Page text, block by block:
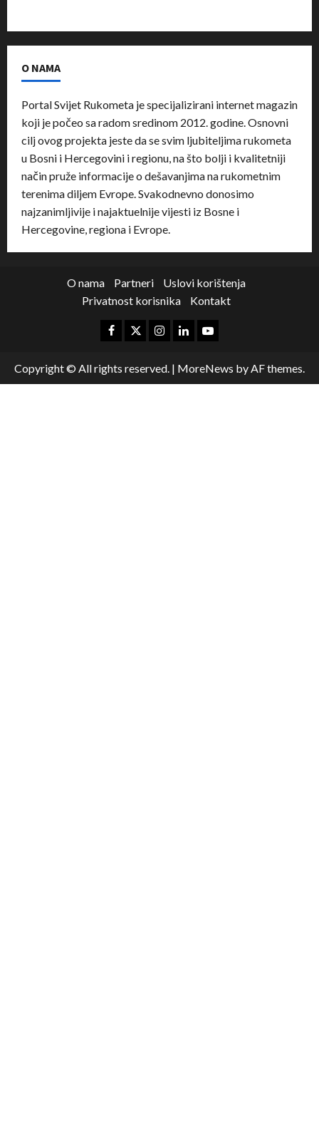
O NAMA
Portal Svijet Rukometa je specijalizirani internet magazin
koji je počeo sa radom sredinom 2012. godine. Osnovni
cilj ovog projekta jeste da se svim ljubiteljima rukometa
u Bosni i Hercegovini i regionu, na što bolji i kvalitetniji
način pruže informacije o dešavanjima na rukometnim
terenima diljem Evrope. Svakodnevno donosimo
najzanimljivije i najaktuelnije vijesti iz Bosne i
Hercegovine, regiona i Evrope.
O nama Partneri
Uslovi korištenja
Privatnost korisnika
Kontakt
Copyright © All rights reserved. | MoreNews by AF themes.